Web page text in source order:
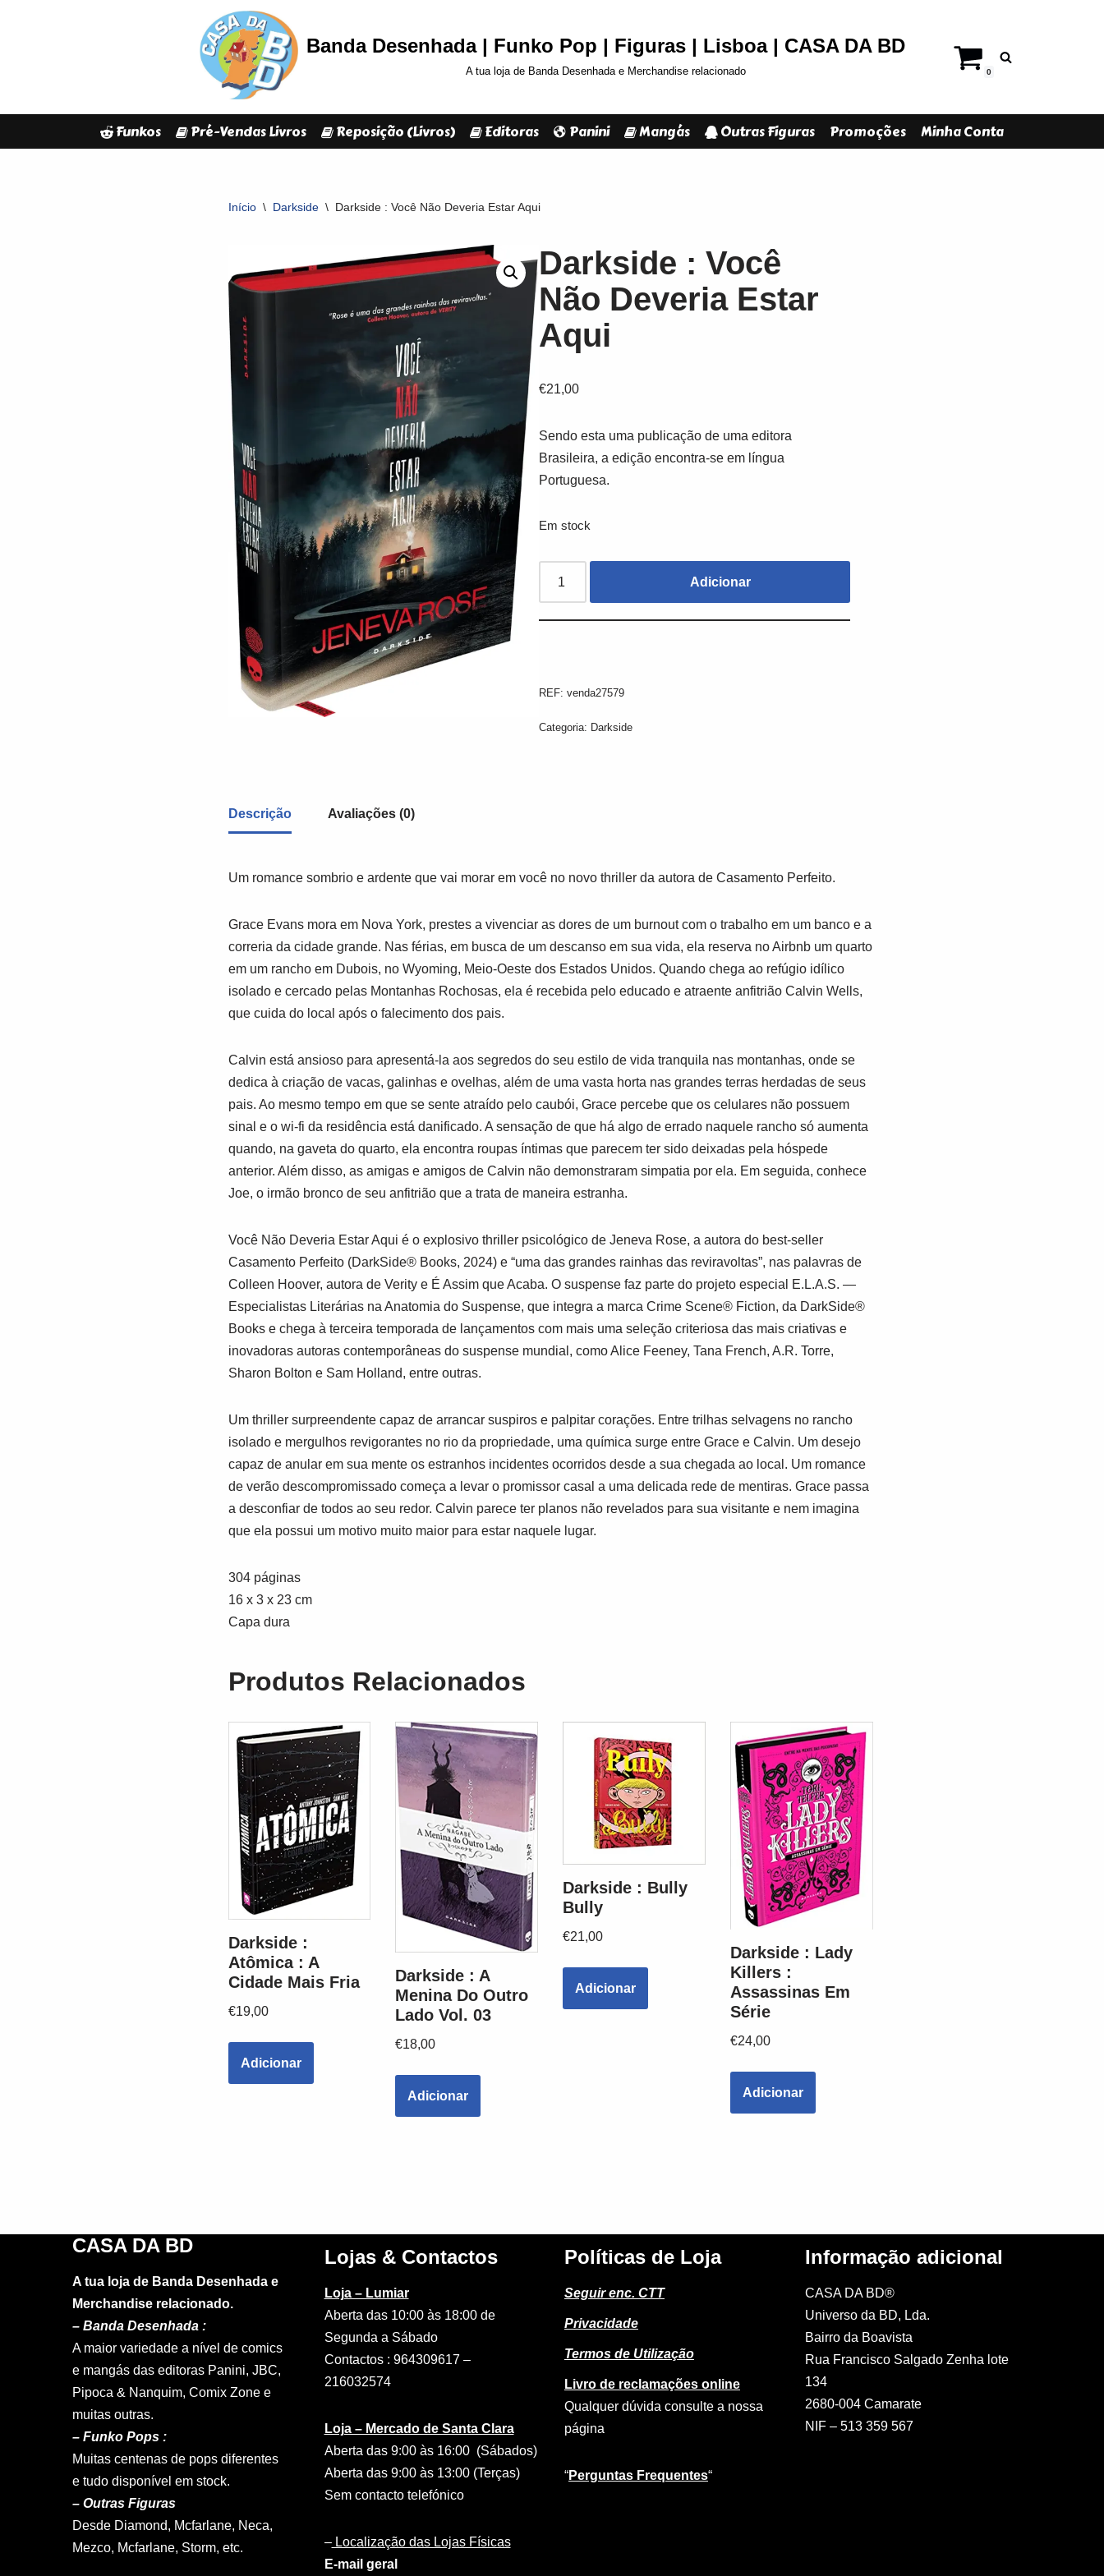
conteúdo
Banda Desenhada | Funko Pop | Figuras | Lisboa | CASA DA BD
A tua loja de Banda Desenhada e Merchandise relacionado 0
Funkos Pré-Vendas Livros Reposição (Livros) Editoras Panini Mangás Outras Figuras Promoções Minha Conta
Início \ Darkside \ Darkside : Você Não Deveria Estar Aqui
Darkside : Você
Não Deveria Estar
Aqui
€21,00
Sendo esta uma publicação de uma editora
Brasileira, a edição encontra-se em língua
Portuguesa.
Em stock
Adicionar
REF:venda27579
Categoria: Darkside
Descrição Avaliações (0)
Um romance sombrio e ardente que vai morar em você no novo thriller da autora deCasamento Perfeito.
Grace Evans mora em Nova York, prestes a vivenciar as dores de um burnoutcom o trabalho em um banco e a
correria da cidade grande. Nas férias, em busca de um descanso em sua vida, ela reserva no Airbnb um quarto
em um rancho em Dubois, no Wyoming, Meio-Oeste dos Estados Unidos. Quando chega ao refúgio idílico
isolado e cercado pelas Montanhas Rochosas, ela é recebida pelo educado e atraente anfitrião Calvin Wells,
que cuida do local após o falecimento dos pais.
Calvin está ansioso para apresentá-la aos segredos do seu estilo de vida tranquila nas montanhas, onde se
dedica à criação de vacas, galinhas e ovelhas, além de uma vasta horta nas grandes terras herdadas de seus
pais. Ao mesmo tempo em que se sente atraído pelo caubói, Grace percebe que os celulares não possuem
sinal e o wi-fi da residência está danificado. A sensação de que há algo de errado naquele rancho só aumenta
quando, na gaveta do quarto, ela encontra roupas íntimas que parecem ter sido deixadas pela hóspede
anterior. Além disso, as amigas e amigos de Calvin não demonstraram simpatia por ela. Em seguida, conhece
Joe, o irmão bronco de seu anfitrião que a trata de maneira estranha.
Você Não Deveria Estar Aqui é o explosivo thriller psicológico de Jeneva Rose, a autora do best-seller
Casamento Perfeito(DarkSide® Books, 2024) e “uma das grandes rainhas das reviravoltas”, nas palavras de
Colleen Hoover, autora de Veritye É Assim que Acaba. O suspense faz parte do projeto especial
E.L.A.S. ―
Especialistas Literárias na Anatomia do Suspense, que integra a marca Crime Scene® Fiction, da DarkSide®
Bookse chega à terceira temporada de lançamentos com mais uma seleção criteriosa das mais criativas e
inovadoras autoras contemporâneas do suspense mundial, como Alice Feeney, Tana French, A.R. Torre,
Sharon Bolton e Sam Holland, entre outras.
Um thriller surpreendente capaz de arrancar suspiros e palpitar corações. Entre trilhas selvagens no rancho
isolado e mergulhos revigorantes no rio da propriedade, uma química surge entre Grace e Calvin. Um desejo
capaz de anular em sua mente os estranhos incidentes ocorridos desde a sua chegada ao local. Um romance
de verão descompromissado começa a levar o promissor casal a uma delicada rede de mentiras. Grace passa
a desconfiar de todos ao seu redor. Calvin parece ter planos não revelados para sua visitante e nem imagina
que ela possui um motivo muito maior para estar naquele lugar.
304 páginas
16 x 3 x 23 cm
Capa dura
Produtos Relacionados
Darkside :
Atômica : A
Cidade Mais Fria
€19,00
Adicionar
Darkside : A
Menina Do Outro
Lado Vol. 03
€18,00
Adicionar
Darkside : Bully
Bully
€21,00
Adicionar
Darkside : Lady
Killers :
Assassinas Em
Série
€24,00
Adicionar
CASA DA BD
A tua loja de Banda Desenhada e
Merchandise relacionado.
– Banda Desenhada :
A maior variedade a nível de comics
e mangás das editoras Panini, JBC,
Pipoca & Nanquim, Comix Zone e
muitas outras.
– Funko Pops :
Muitas centenas de pops diferentes
e tudo disponível em stock.
– Outras Figuras
Desde Diamond, Mcfarlane, Neca,
Mezco, Mcfarlane, Storm, etc.
Lojas & Contactos
Loja – Lumiar
Aberta das 10:00 às 18:00 de
Segunda a Sábado
Contactos : 964309617 –
216032574
Loja – Mercado de Santa Clara
Aberta das 9:00 às 16:00 (Sábados)
Aberta das 9:00 às 13:00 (Terças)
Sem contacto telefónico
–Localização das Lojas Físicas
E-mail geral
Políticas de Loja
Seguir enc. CTT
Privacidade
Termos de Utilização
Livro de reclamações online
Qualquer dúvida consulte a nossa
página
“Perguntas Frequentes“
Informação adicional
CASA DA BD®
Universo da BD, Lda.
Bairro da Boavista
Rua Francisco Salgado Zenha lote
134
2680-004 Camarate
NIF – 513 359 567